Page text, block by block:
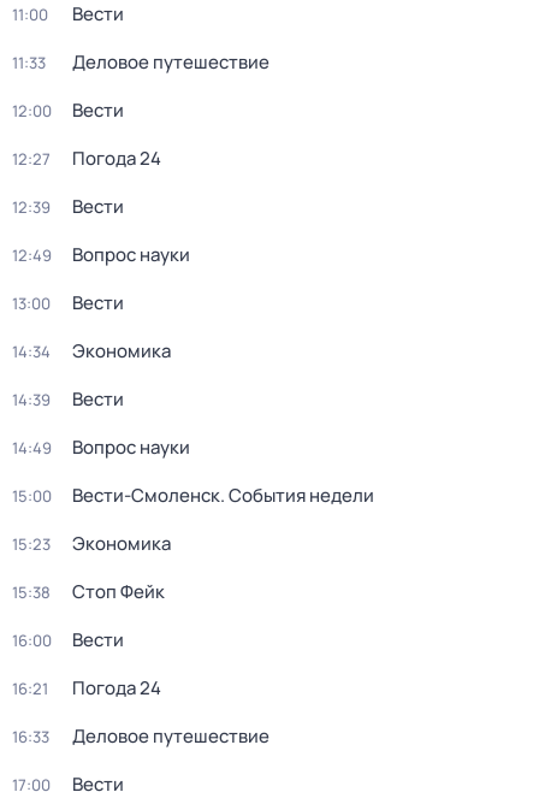
11:00 Вести
11:33 Деловое путешествие
12:00 Вести
12:27 Погода 24
12:39 Вести
12:49 Вопрос науки
13:00 Вести
14:34 Экономика
14:39 Вести
14:49 Вопрос науки
15:00 Вести-Смоленск. События недели
15:23 Экономика
15:38 Стоп Фейк
16:00 Вести
16:21 Погода 24
16:33 Деловое путешествие
17:00 Вести